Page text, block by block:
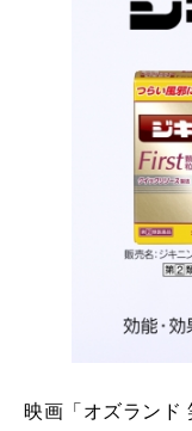
映画「オズランド